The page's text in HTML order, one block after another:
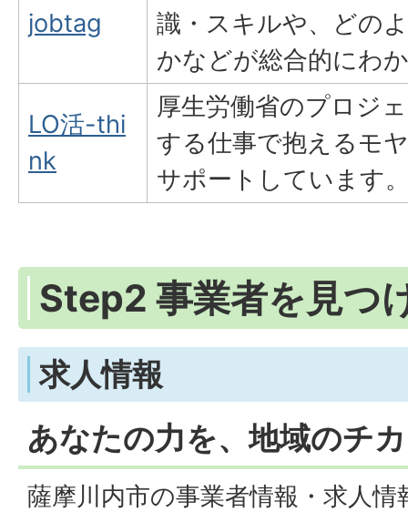
jobtag
識・スキルや、どの
かなどが総合的にわ
LO活-thi
nk
厚生労働省のプロジ
する仕事で抱えるモ
サポートしています
Step2 事業者を見つ
求人情報
あなたの力を、地域のチ
薩摩川内市の事業者情報・求人